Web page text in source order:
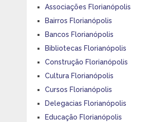
Associações Florianópolis
Bairros Florianópolis
Bancos Florianópolis
Bibliotecas Florianópolis
Construção Florianópolis
Cultura Florianópolis
Cursos Florianópolis
Delegacias Florianópolis
Educação Florianópolis